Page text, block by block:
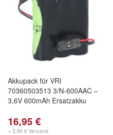
Akkupack für VRI
70360503513 3/N-600AAC –
3,6V 600mAh Ersatzakku
16,95 €
+ 5,90 € Versand